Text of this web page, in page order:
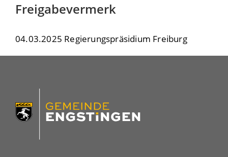
Freigabevermerk
04.03.2025 Regierungspräsidium Freiburg